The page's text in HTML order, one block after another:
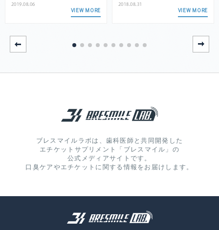
2019.08.06
VIEW MORE
2018.08.31
VIEW MORE
ブレスマイルラボは、歯科医師と共同開発した
エチケットサプリメント「ブレスマイル」の
公式メディアサイトです。
口臭ケアやエチケットに関する情報をお届けします。